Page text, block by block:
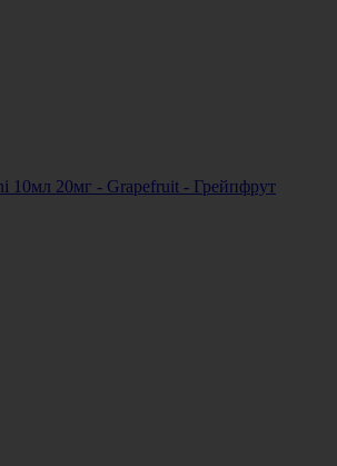
10мл 20мг - Grapefruit - Грейпфрут